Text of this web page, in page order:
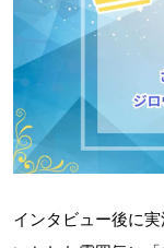
インタビュー後に